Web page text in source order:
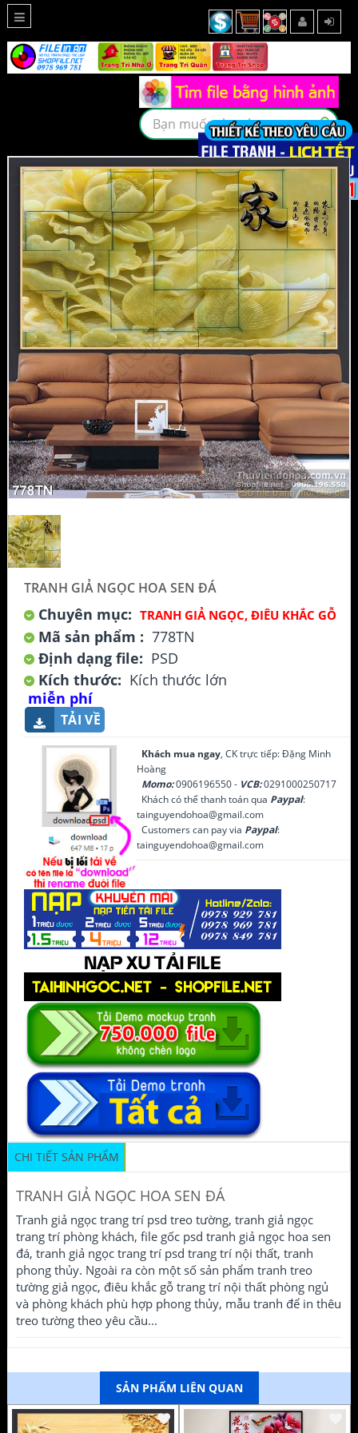
TRANH GIẢ NGỌC HOA SEN ĐÁ
Chuyên mục: TRANH GIẢ NGỌC, ĐIÊU KHẮC GỖ
Mã sản phẩm : 778TN
Định dạng file: PSD
Kích thước: Kích thước lớn
miễn phí
TẢI VỀ
Khách mua ngay, CK trực tiếp: Đặng Minh
Hoàng
Momo:0906196550 - VCB:0291000250717
Khách có thể thanh toán qua Paypal:
tainguyendohoa@gmail.com
Customers can pay via Paypal:
tainguyendohoa@gmail.com
CHI TIẾT SẢN PHẨM
TRANH GIẢ NGỌC HOA SEN ĐÁ
Tranh giả ngọc trang trí psd treo tường, tranh giả ngọc
trang trí phòng khách, file gốc psd tranh giả ngọc hoa sen
đá, tranh giả ngọc trang trí psd trang trí nội thất, tranh
phong thủy. Ngoài ra còn một số sản phẩm tranh treo
tường giả ngọc, điêu khắc gỗ trang trí nội thất phòng ngủ
và phòng khách phù hợp phong thủy, mẫu tranh để in thêu
treo tường theo yêu cầu...
SẢN PHẨM LIÊN QUAN